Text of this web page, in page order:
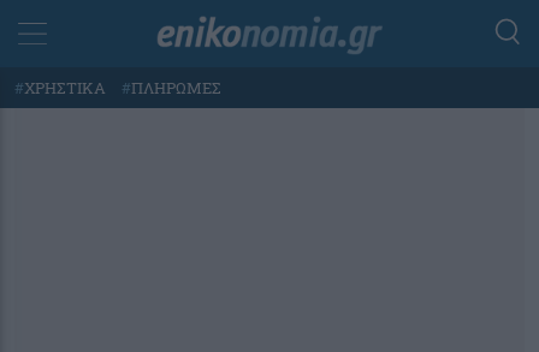
#ΧΡΗΣΤΙΚΑ #ΠΛΗΡΩΜΕΣ